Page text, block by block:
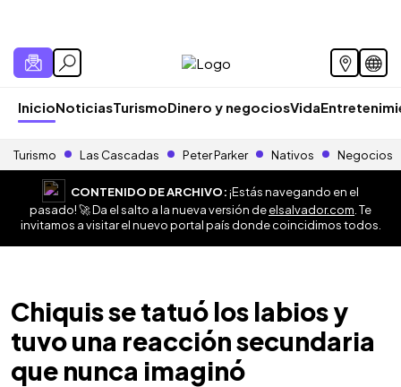
InicioNoticiasTurismoDinero y negociosVida
Turismo Las Cascadas Peter Parker Nativos Negocios
CONTENIDO DE ARCHIVO:¡Estás navegando en el
pasado! 🚀 Da el salto a la nueva versión deelsalvador.com . Te
invitamos a visitar el nuevo portal país donde coincidimos todos.
Chiquis se tatuó los labios y
tuvo una reacción secundaria
que nunca imaginó